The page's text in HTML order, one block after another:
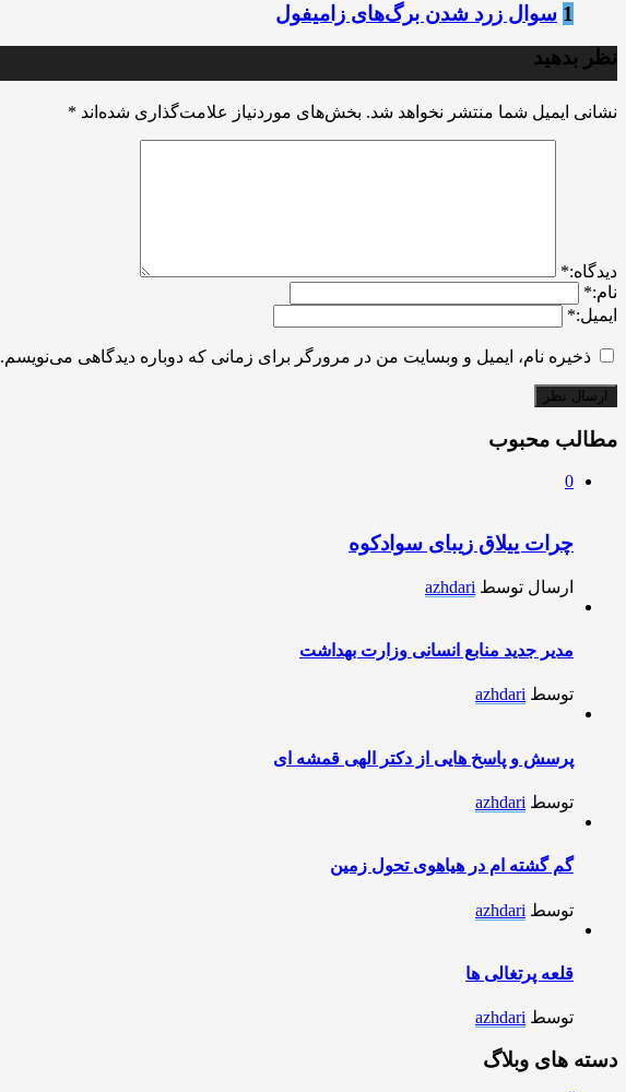
1 سوال زرد شدن برگ‌های زامیفول
نظر بدهید
نشانی ایمیل شما منتشر نخواهد شد. بخش‌های موردنیاز علامت‌گذاری شده‌اند *
ديدگاه:*
نام:*
ایمیل:*
ذخیره نام، ایمیل و وبسایت من در مرورگر برای زمانی که دوباره دیدگاهی می‌نویسم.
مطالب محبوب
0
چرات ییلاق زیبای سوادکوه
ارسال توسط azhdari
مدیر جدید منابع انسانی وزارت بهداشت
توسط azhdari
پرسش و پاسخ هایی از دکتر الهی قمشه ای
توسط azhdari
گم گشته ام در هیاهوی تحول زمین
توسط azhdari
قلعه پرتغالی ها
توسط azhdari
دسته های وبلاگ